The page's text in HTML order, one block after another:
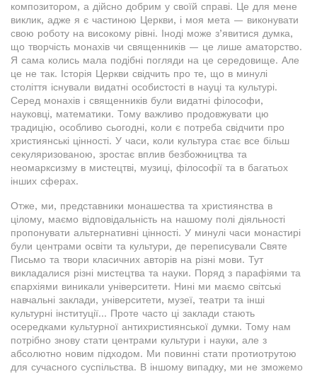
композитором, а дійсно добрим у своїй справі. Це для мене
виклик, адже я є частиною Церкви, і моя мета — виконувати
свою роботу на високому рівні. Іноді може з’явитися думка,
що творчість монахів чи священників — це лише аматорство.
Я сама колись мала подібні погляди на це середовище. Але
це не так. Історія Церкви свідчить про те, що в минулі
століття існували видатні особистості в науці та культурі.
Серед монахів і священників були видатні філософи,
науковці, математики. Тому важливо продовжувати цю
традицію, особливо сьогодні, коли є потреба свідчити про
християнські цінності. У часи, коли культура стає все більш
секуляризованою, зростає вплив безбожництва та
неомарксизму в мистецтві, музиці, філософії та в багатьох
інших сферах.
Отже, ми, представники монашества та християнства в
цілому, маємо відповідальність на нашому полі діяльності
пропонувати альтернативні цінності. У минулі часи монастирі
були центрами освіти та культури, де переписували Святе
Письмо та твори класичних авторів на різні мови. Тут
викладалися різні мистецтва та науки. Поряд з парафіями та
єпархіями виникали університети. Нині ми маємо світські
навчальні заклади, університети, музеї, театри та інші
культурні інституції... Проте часто ці заклади стають
осередками культурної антихристиянської думки. Тому нам
потрібно знову стати центрами культури і науки, але з
абсолютно новим підходом. Ми повинні стати протиотрутою
для сучасного суспільства. В іншому випадку, ми не зможемо